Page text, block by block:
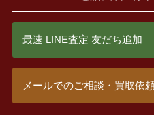
最速 LINE査定 友だち追加
メールでのご相談・買取依